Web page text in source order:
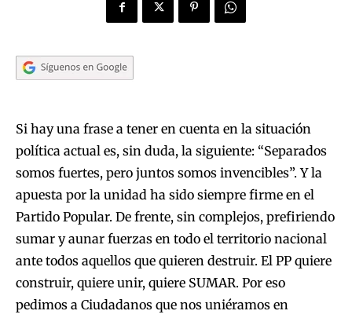
Si hay una frase a tener en cuenta en la situación
política actual es, sin duda, la siguiente: “Separados
somos fuertes, pero juntos somos invencibles”. Y la
apuesta por la unidad ha sido siempre firme en el
Partido Popular. De frente, sin complejos, prefiriendo
sumar y aunar fuerzas en todo el territorio nacional
ante todos aquellos que quieren destruir. El PP quiere
construir, quiere unir, quiere SUMAR. Por eso
pedimos a Ciudadanos que nos uniéramos en